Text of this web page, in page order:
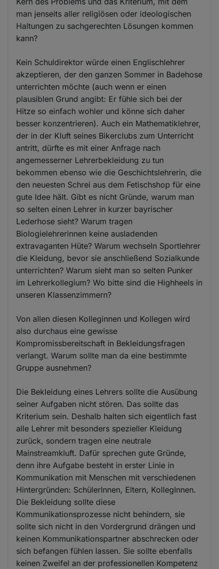
man jenseits aller religiösen oder ideologischen
Haltungen zu sachgerechten Lösungen kommen
kann?
Kein Schuldirektor würde einen Englischlehrer
akzeptieren, der den ganzen Sommer in Badehose
unterrichten möchte (auch wenn er einen
plausiblen Grund angibt: Er fühle sich bei der
Hitze so einfach wohler und könne sich daher
besser konzentrieren). Auch ein Mathematiklehrer,
der in der Kluft seines Bikerclubs zum Unterricht
antritt, dürfte es mit einer Anfrage nach
angemesserner Lehrerbekleidung zu tun
bekommen ebenso wie die Geschichtslehrerin, die
den neuesten Schrei aus dem Fetischshop für eine
gute Idee hält. Gibt es nicht Gründe, warum man
so selten einen Lehrer in kurzer bayrischer
Lederhose sieht? Warum tragen
Biologielehrerinnen keine ausladenden
extravaganten Hüte? Warum wechseln Sportlehrer
die Kleidung, bevor sie anschließend Sozialkunde
unterrichten? Warum sieht man so selten Punker
im Lehrerkollegium? Wo bitte sind die Highheels in
unseren Klassenzimmern?
Von allen diesen Kolleginnen und Kollegen wird
also durchaus eine gewisse
Kompromissbereitschaft in Bekleidungsfragen
verlangt. Warum sollte man da eine bestimmte
Gruppe ausnehmen?
Die Bekleidung eines Lehrers sollte die Ausübung
seiner Aufgaben nicht stören. Das sollte das
Kriterium sein. Deshalb halten sich eigentlich fast
alle Lehrer mit besonders spezieller Kleidung
zurück, sondern tragen eine neutrale
Mainstreamkluft. Dafür sprechen gute Gründe,
denn ihre Aufgabe besteht in erster Linie in
Kommunikation mit Menschen mit verschiedenen
Hintergründen: SchülerInnen, Eltern, KollegInnen.
Die Bekleidung sollte diese
Kommunikationsprozesse nicht behindern, sie
sollte sich nicht in den Vordergrund drängen und
keinen Kommunikationspartner abschrecken oder
sich befangen fühlen lassen. Sie sollte ebenfalls
keinen Zweifel an der professionellen Kompetenz